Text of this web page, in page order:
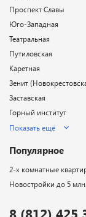
8 (812) 425
Проспект Славы
Юго-Западная
Театральная
Путиловская
Каретная
Зенит
Заставская
Горный институт
Показать ещё
Популярное
2-х комнатные
Новостройки до 5